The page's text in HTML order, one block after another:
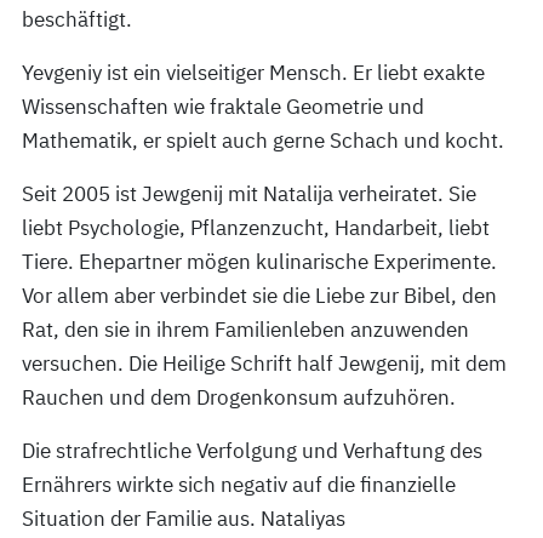
beschäftigt.
Yevgeniy ist ein vielseitiger Mensch. Er liebt exakte
Wissenschaften wie fraktale Geometrie und
Mathematik, er spielt auch gerne Schach und kocht.
Seit 2005 ist Jewgenij mit Natalija verheiratet. Sie
liebt Psychologie, Pflanzenzucht, Handarbeit, liebt
Tiere. Ehepartner mögen kulinarische Experimente.
Vor allem aber verbindet sie die Liebe zur Bibel, den
Rat, den sie in ihrem Familienleben anzuwenden
versuchen. Die Heilige Schrift half Jewgenij, mit dem
Rauchen und dem Drogenkonsum aufzuhören.
Die strafrechtliche Verfolgung und Verhaftung des
Ernährers wirkte sich negativ auf die finanzielle
Situation der Familie aus. Nataliyas